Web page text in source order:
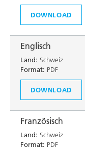
DOWNLOAD
Englisch
Land: Schweiz
Format: PDF
DOWNLOAD
Französisch
Land: Schweiz
Format: PDF